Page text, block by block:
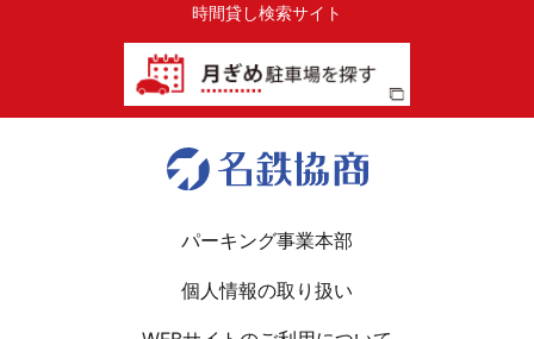
時間貸し検索サイト
パーキング事業本部
個人情報の取り扱い